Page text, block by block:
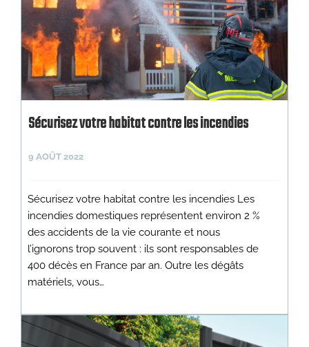
Sécurisez votre habitat contre les incendies
9 AOÛT 2022
Sécurisez votre habitat contre les incendies Les
incendies domestiques représentent environ 2 %
des accidents de la vie courante et nous
l’ignorons trop souvent : ils sont responsables de
400 décès en France par an. Outre les dégâts
matériels, vous…